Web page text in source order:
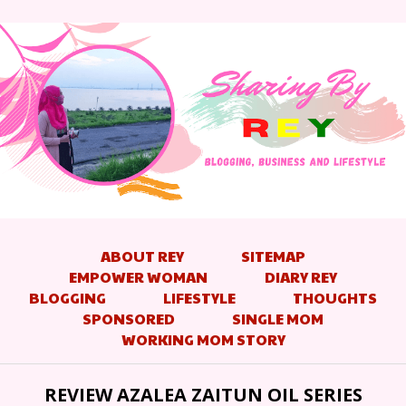
ABOUT REY
SITEMAP
EMPOWER WOMAN
DIARY REY
BLOGGING
LIFESTYLE
THOUGHTS
SPONSORED
SINGLE MOM
WORKING MOM STORY
REVIEW AZALEA ZAITUN OIL SERIES